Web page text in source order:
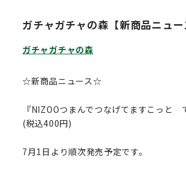
ガチャガチャの森【新商品ニュー
ガチャガチャの森
☆新商品ニュース☆
『NIZOOつまんでつなげてますこっと
(税込400円)
7月1日より順次発売予定です。